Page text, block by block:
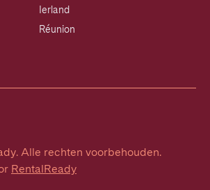
Ierland
Réunion
. Alle rechten voorbehouden.
RentalReady